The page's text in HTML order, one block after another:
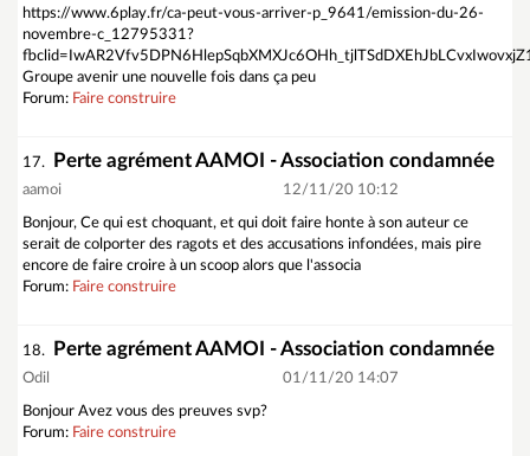
https://www.6play.fr/ca-peut-vous-arriver-p_9641/emission-du-26-
novembre-c_12795331?
Groupe avenir une nouvelle fois dans ça peu
Forum: Faire construire
17. Perte agrément AAMOI - Association condamnée
aamoi 12/11/20 10:12
Bonjour, Ce qui est choquant, et qui doit faire honte à son auteur ce
serait de colporter des ragots et des accusations infondées, mais pire
encore de faire croire à un scoop alors que l'associa
Forum: Faire construire
18. Perte agrément AAMOI - Association condamnée
Odil 01/11/20 14:07
Bonjour Avez vous des preuves svp?
Forum: Faire construire